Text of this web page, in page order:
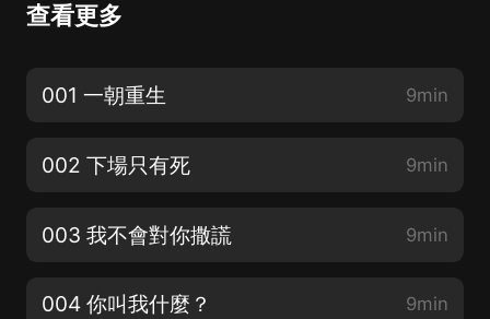
查看更多
001 一朝重生 9min
002 下場只有死 9min
003 我不會對你撒謊 9min
004 你叫我什麼？ 9min